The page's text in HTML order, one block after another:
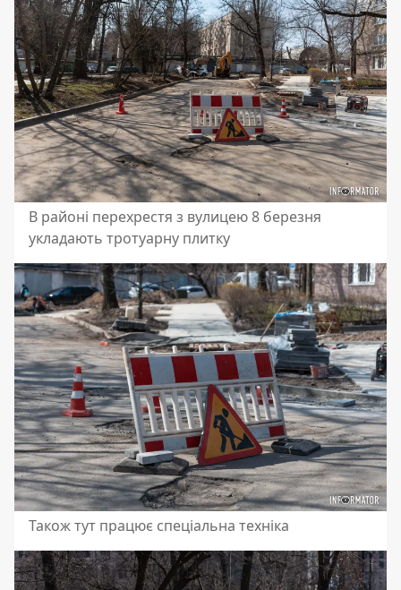
В районі перехрестя з вулицею 8 березня
укладають тротуарну плитку
Також тут працює спеціальна техніка